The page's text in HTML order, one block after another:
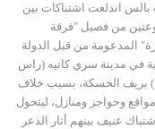
بالس اندلعت اشتباكات بين
من فصيل "فرقة
المدعومة من قبل الدولة
في مدينة سري كانيه (راس
بريف الحسكة، بسبب خلاف
وحواجز ومنازل، ليتحول
عنيف بينهم أثار الذعر